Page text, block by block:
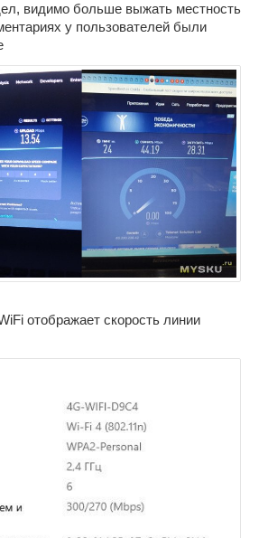
видимо больше выжать местность
у пользователей были
отображает скорость линии